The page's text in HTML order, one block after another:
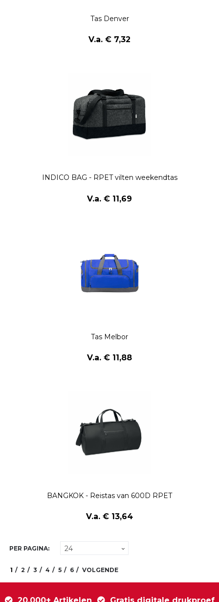
Tas Denver
V.a. € 7,32
INDICO BAG - RPET vilten weekendtas
V.a. € 11,69
Tas Melbor
V.a. € 11,88
BANGKOK - Reistas van 600D RPET
V.a. € 13,64
PER PAGINA:
1 2 3 4 5 6 VOLGENDE
20.000+ Artikelen Gratis digitale drukproef